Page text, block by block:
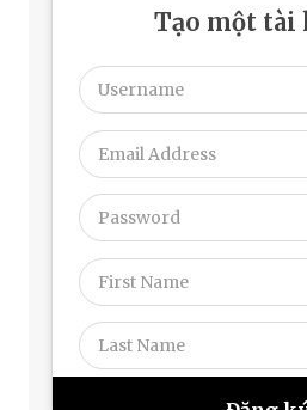
Tạo một tài